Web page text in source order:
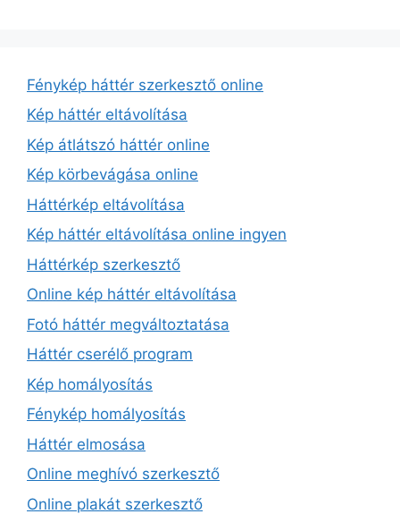
Fénykép háttér szerkesztő online
Kép háttér eltávolítása
Kép átlátszó háttér online
Kép körbevágása online
Háttérkép eltávolítása
Kép háttér eltávolítása online ingyen
Háttérkép szerkesztő
Online kép háttér eltávolítása
Fotó háttér megváltoztatása
Háttér cserélő program
Kép homályosítás
Fénykép homályosítás
Háttér elmosása
Online meghívó szerkesztő
Online plakát szerkesztő